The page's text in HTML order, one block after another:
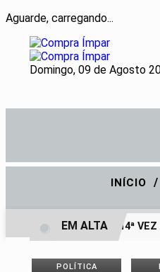
Aguarde, carregando...
Domingo, 09 de Agosto
INÍCIO /
PRESO PELA 14ª VEZ
EM ALTA
POLÍTICA